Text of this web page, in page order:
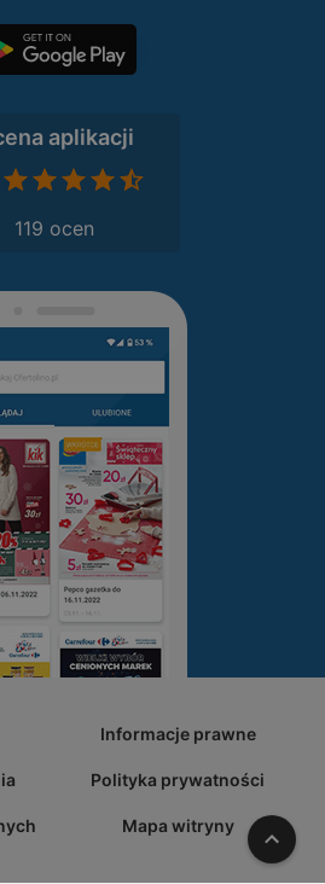
aplikacji
119 ocen
Informacje prawne
Polityka prywatności
Mapa witryny W